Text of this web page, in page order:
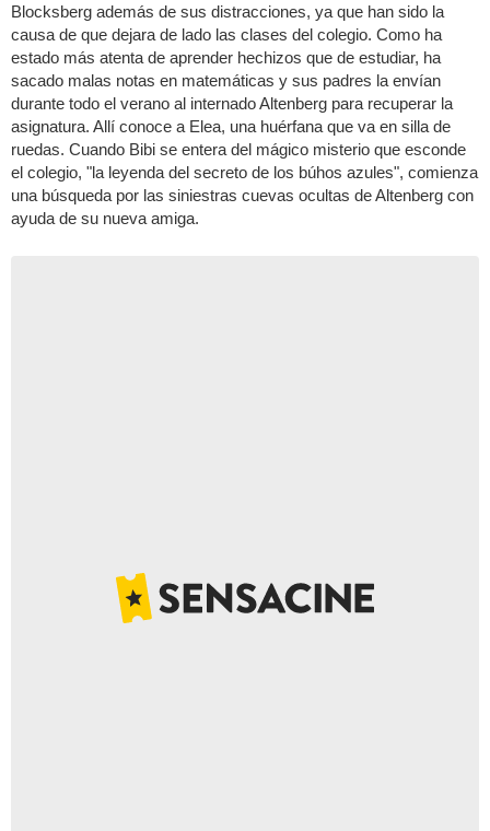
Blocksberg además de sus distracciones, ya que han sido la
causa de que dejara de lado las clases del colegio. Como ha
estado más atenta de aprender hechizos que de estudiar, ha
sacado malas notas en matemáticas y sus padres la envían
durante todo el verano al internado Altenberg para recuperar la
asignatura. Allí conoce a Elea, una huérfana que va en silla de
ruedas. Cuando Bibi se entera del mágico misterio que esconde
el colegio, "la leyenda del secreto de los búhos azules", comienza
una búsqueda por las siniestras cuevas ocultas de Altenberg con
ayuda de su nueva amiga.